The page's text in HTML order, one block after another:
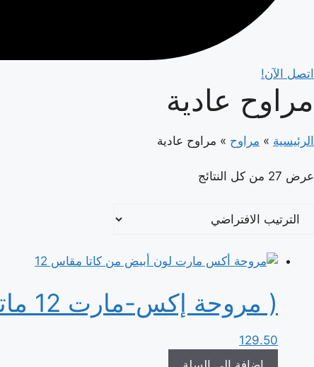
اتصل الآن!
مراوح عادية
الرئيسية » مراوح » مراوح عادية
عرض ⁦27⁩ من كل النتائج
( مروحة إكس-مارت 12 ماتيك أبيض (رقم القطعة 1025021
129.50